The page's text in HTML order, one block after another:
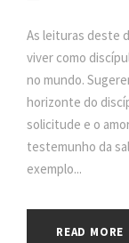
As leituras deste
viver como
no mundo.
horizonte do
solicitude e o
testemunho da
exemplo...
READ MORE